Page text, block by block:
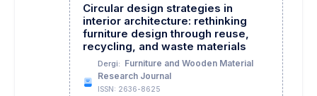
Circular design strategies in
interior architecture: rethinking
furniture design through reuse,
recycling, and waste materials
Dergi: Furniture and Wooden Material
Research Journal
ISSN: 2636-8625